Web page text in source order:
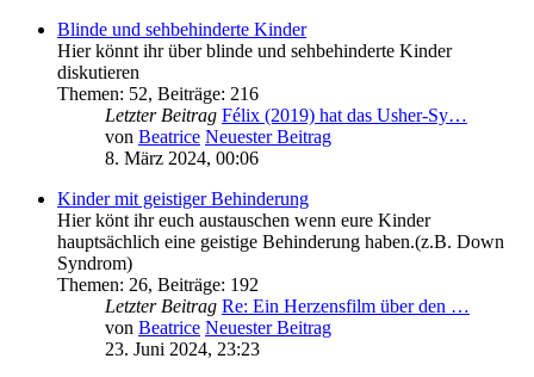
Blinde und sehbehinderte Kinder
Hier könnt ihr über blinde und sehbehinderte Kinder
diskutieren
Themen: 52, Beiträge: 216
Letzter Beitrag Félix (2019) hat das Usher-Sy…
von Beatrice Neuester Beitrag
8. März 2024, 00:06
Kinder mit geistiger Behinderung
Hier könt ihr euch austauschen wenn eure Kinder
hauptsächlich eine geistige Behinderung haben.(z.B. Down
Syndrom)
Themen: 26, Beiträge: 192
Letzter Beitrag Re: Ein Herzensfilm über den …
von Beatrice Neuester Beitrag
23. Juni 2024, 23:23